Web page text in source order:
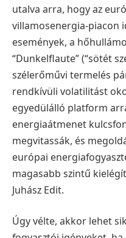
utalva arra, hogy az
villamosenergia-piacon
események, a
“Dunkelflaute” (“sötét
szélerőművi termelés
rendkívüli volatilitást
egyedülálló platform
energiaátmenet
megvitassák, és
európai
magasabb szintű
Juhász Edit.
Úgy vélte, akkor lehet